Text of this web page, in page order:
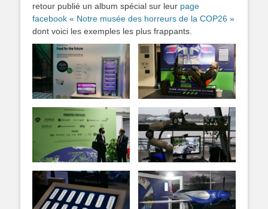
retour publié un album spécial sur leur page
facebook « Notre musée des horreurs de la COP26 »
dont voici les exemples les plus frappants.